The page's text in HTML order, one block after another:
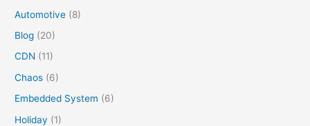
Automotive (8)
Blog (20)
CDN (11)
Chaos (6)
Embedded System (6)
Holiday (1)